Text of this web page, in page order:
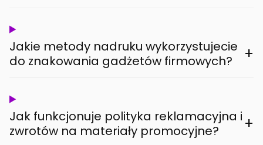
Jakie metody nadruku wykorzystujecie
do znakowania gadżetów firmowych?
+
Jak funkcjonuje polityka reklamacyjna i
zwrotów na materiały promocyjne?
+